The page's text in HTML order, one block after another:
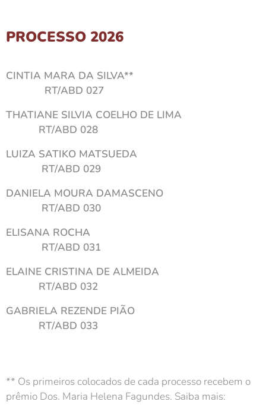
PROCESSO 2026
CINTIA MARA DA SILVA**
RT/ABD 027
THATIANE SILVIA COELHO DE LIMA
RT/ABD 028
LUIZA SATIKO MATSUEDA
RT/ABD 029
DANIELA MOURA DAMASCENO
RT/ABD 030
ELISANA ROCHA
RT/ABD 031
ELAINE CRISTINA DE ALMEIDA
RT/ABD 032
GABRIELA REZENDE PIÃO
RT/ABD 033
** Os primeiros colocados de cada processo recebem o
prêmio Dos. Maria Helena Fagundes. Saiba mais: